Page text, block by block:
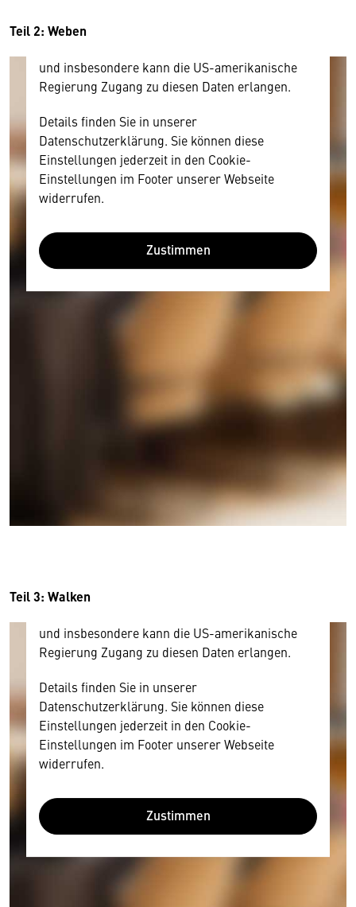
Teil 2: Weben
Diese Daten unterliegen keinem dem EU-
und insbesondere kann die US-amerikanische
Regierung Zugang zu diesen Daten erlangen.
Details finden Sie in unserer
Datenschutzerklärung. Sie können diese
Einstellungen jederzeit in den Cookie-
Einstellungen im Footer unserer Webseite
widerrufen.
Zustimmen
Teil 3: Walken
Hier würden wir Ihnen gerne einen externen
Inhalt anzeigen. Dafür benötigen wir allerdings
Ihre Zustimmung, da Ihr Browser
Diese Daten unterliegen keinem dem EU-
und insbesondere kann die US-amerikanische
Regierung Zugang zu diesen Daten erlangen.
Details finden Sie in unserer
Datenschutzerklärung. Sie können diese
Einstellungen jederzeit in den Cookie-
Einstellungen im Footer unserer Webseite
widerrufen.
Zustimmen